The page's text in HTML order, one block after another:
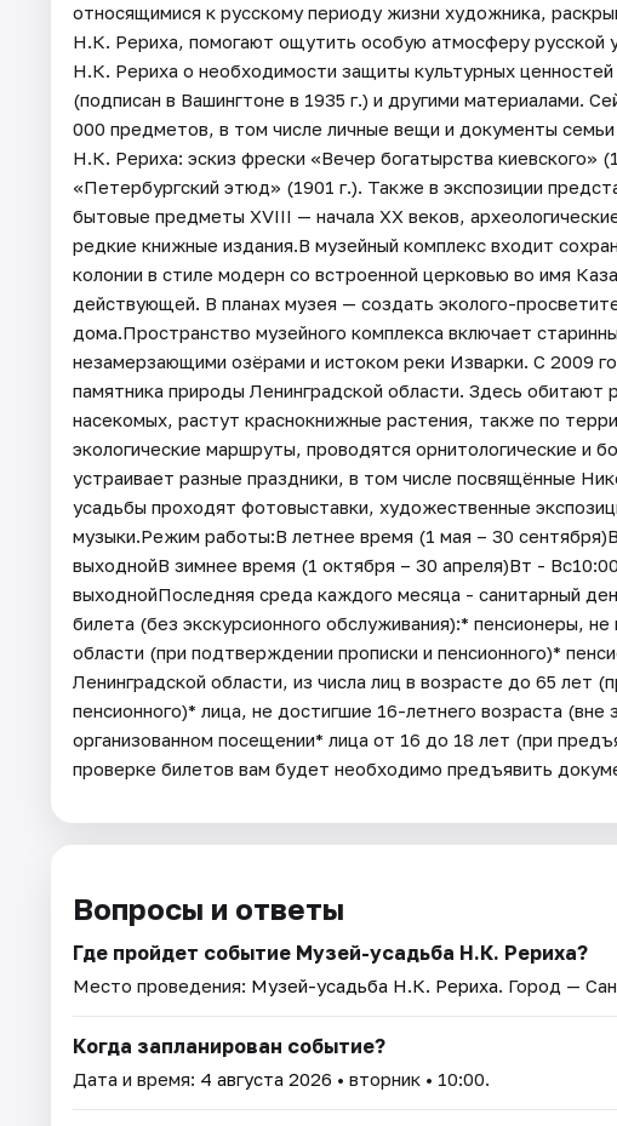
относящимися к русскому периоду жизни художника,
Н.К. Рериха, помогают ощутить особую атмосферу русской
Н.К. Рериха о необходимости защиты культурных
(подписан в Вашингтоне в 1935 г.) и другими материалами.
000 предметов, в том числе личные вещи и документы
Н.К. Рериха: эскиз фрески «Вечер богатырства киевского»
«Петербургский этюд» (1901 г.). Также в экспозиции
бытовые предметы XVIII — начала XX веков,
редкие книжные издания.В музейный комплекс входит
колонии в стиле модерн со встроенной церковью во имя
действующей. В планах музея — создать эколого-
дома.Пространство музейного комплекса включает
незамерзающими озёрами и истоком реки Изварки. С 2009
памятника природы Ленинградской области. Здесь
насекомых, растут краснокнижные растения, также по
экологические маршруты, проводятся орнитологические и
устраивает разные праздники, в том числе посвящённые
усадьбы проходят фотовыставки, художественные
музыки.Режим работы:В летнее время (1 мая – 30
выходнойВ зимнее время (1 октября – 30 апреля)Вт -
выходнойПоследняя среда каждого месяца - санитарный
билета (без экскурсионного обслуживания):* пенсионеры,
области (при подтверждении прописки и пенсионного)*
Ленинградской области, из числа лиц в возрасте до 65 лет
пенсионного)* лица, не достигшие 16-летнего возраста (вне
организованном посещении* лица от 16 до 18 лет (при
проверке билетов вам будет необходимо предъявить
Вопросы и ответы
Где пройдет событие Музей-усадьба Н.К. Рериха?
Место проведения: Музей-усадьба Н.К. Рериха. Город —
Когда запланирован событие?
Дата и время: 4 августа 2026 • вторник • 10:00.